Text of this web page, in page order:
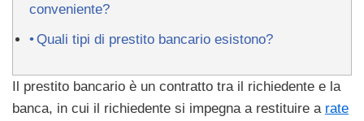
conveniente?
Quali tipi di prestito bancario esistono?
Il prestito bancario è un contratto tra il richiedente e la
banca, in cui il richiedente si impegna a restituire a rate